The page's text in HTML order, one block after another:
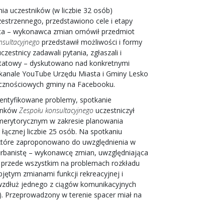
uczestników (w liczbie 32 osób)
przedstawiono cele i etapy
– wykonawca zmian omówił przedmiot
przedstawił możliwości i formy
zadawali pytania, zgłaszali i
– dyskutowano nad konkretnymi
YouTube Urzędu Miasta i Gminy Lesko
gminy na Facebooku.
problemy, spotkanie
Zespołu konsultacyjnego uczestniczył
w zakresie planowania
liczbie 25 osób. Na spotkaniu
zaproponowano do uwzględnienia w
– wykonawcę zmian, uwzględniająca
wszystkim na problemach rozkładu
zmianami funkcji rekreacyjnej i
jednego z ciągów komunikacyjnych
w terenie spacer miał na